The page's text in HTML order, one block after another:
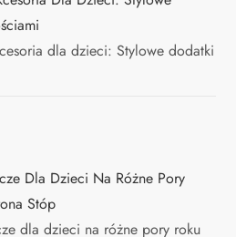
dla dzieci: Stylowe dodatki
Dla Dzieci Na Różne Pory
Stóp
dla dzieci na różne pory roku